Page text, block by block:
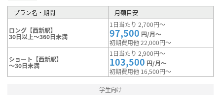
プラン名・期間 月額目安
ロング【西新駅】
30日以上～360日未満
1日当たり 2,700円～
97,500 円/月～
初期費用他 22,000円～
ショート【西新駅】
～30日未満
1日当たり 2,900円～
103,500 円/月～
初期費用他 16,500円～
学生向け